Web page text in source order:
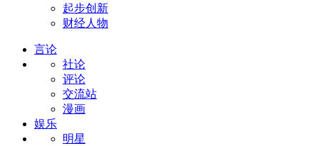
起步创新
财经人物
言论
社论
评论
交流站
漫画
娱乐
明星